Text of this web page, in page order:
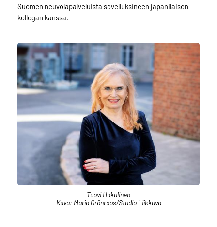
Suomen neuvolapalveluista sovelluksineen japanilaisen
kollegan kanssa.
Tuovi Hakulinen
Kuva: Maria Grönroos/Studio Liikkuva